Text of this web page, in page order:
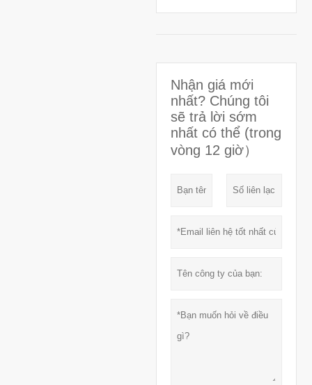
Nhận giá mới
nhất? Chúng tôi
sẽ trả lời sớm
nhất có thể (trong
vòng 12 giờ）